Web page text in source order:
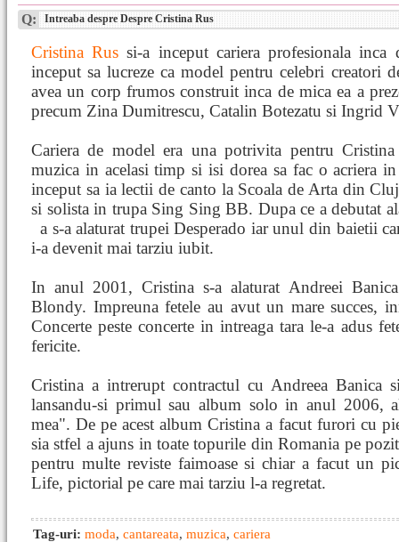
Q: Intreaba despre Despre Cristina Rus
Cristina Rus si-a inceput cariera profesionala
inceput sa lucreze ca model pentru celebri creatori
avea un corp frumos construit inca de mica ea a
precum Zina Dumitrescu, Catalin Botezatu si Ingrid
Cariera de model era una potrivita pentru Cristina
muzica in acelasi timp si isi dorea sa fac o acriera
inceput sa ia lectii de canto la Scoala de Arta din
si solista in trupa Sing Sing BB. Dupa ce a debutat
a s-a alaturat trupei Desperado iar unul din baietii
i-a devenit mai tarziu iubit.
In anul 2001, Cristina s-a alaturat Andreei
Blondy. Impreuna fetele au avut un mare succes,
Concerte peste concerte in intreaga tara le-a adus
fericite.
Cristina a intrerupt contractul cu Andreea Banica
lansandu-si primul sau album solo in anul 2006,
mea". De pe acest album Cristina a facut furori cu
sia stfel a ajuns in toate topurile din Romania pe
pentru multe reviste faimoase si chiar a facut un
Life, pictorial pe care mai tarziu l-a regretat.
Tag-uri: moda, cantareata, muzica, cariera